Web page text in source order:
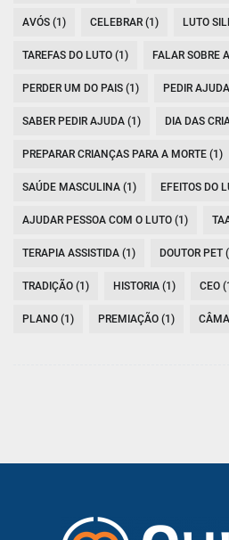
AVÓS (1) CELEBRAR (1) LUTO
TAREFAS DO LUTO (1) FALAR SOBRE
PERDER UM DO PAIS (1) PEDIR
SABER PEDIR AJUDA (1) DIA DAS
PREPARAR CRIANÇAS PARA A MORTE (1)
SAÚDE MASCULINA (1) EFEITOS DO
AJUDAR PESSOA COM O LUTO (1)
TERAPIA ASSISTIDA (1) DOUTOR PET
TRADIÇÃO (1) HISTORIA (1) CEO
PLANO (1) PREMIAÇÃO (1)